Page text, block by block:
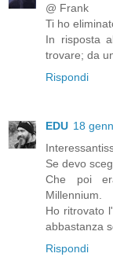
@ Frank
Ti ho
In risposta
trovare; da
Rispondi
EDU 18
Se devo
Che poi
Millennium.
Ho ritrovato
abbastanza
Rispondi